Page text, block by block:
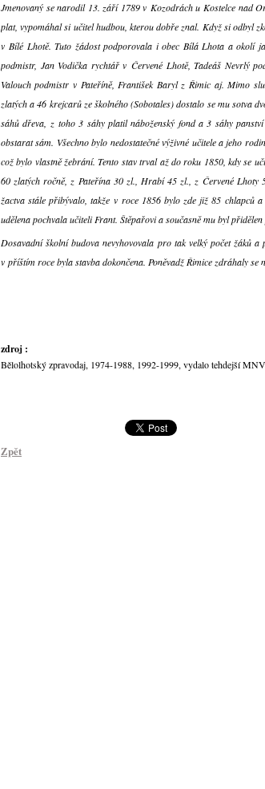
Jmenovaný se narodil 13. září 1789 v Kozodrách u Kostelce nad
plat, vypomáhal si učitel hudbou, kterou dobře znal. Když si odbyl
v Bílé Lhotě. Tuto žádost podporovala i obec Bílá Lhota a okolí
podmistr, Jan Vodička rychtář v Červené Lhotě, Tadeáš Nevrlý
Valouch podmistr v Pateříně, František Baryl z Řimic aj. Mimo
zlatých a 46 krejcarů ze školného (Sobotales) dostalo se mu sotva
sáhů dřeva, z toho 3 sáhy platil náboženský fond a 3 sáhy
obstarat sám. Všechno bylo nedostatečné výživné učitele a jeho
což bylo vlastně žebrání. Tento stav trval až do roku 1850, kdy se
60 zlatých ročně, z Pateřína 30 zl., Hrabí 45 zl., z Červené
žactva stále přibývalo, takže v roce 1856 bylo zde již 85 chlapců
udělena pochvala učiteli Frant. Štěpařovi a současně mu byl
Dosavadní školní budova nevyhovovala pro tak velký počet žáků
v příštím roce byla stavba dokončena. Poněvadž Řimice zdráhaly
zdroj :
Bělolhotský zpravodaj, 1974-1988, 1992-1999, vydalo tehdejší
Zpět